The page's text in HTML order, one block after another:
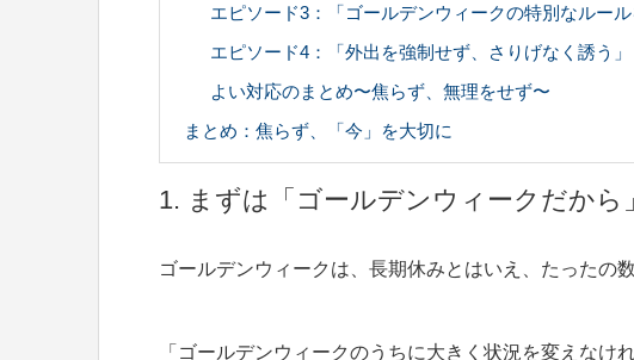
エピソード3：「ゴールデンウィークの特別なルール
エピソード4：「外出を強制せず、さりげなく誘う」
よい対応のまとめ〜焦らず、無理をせず〜
まとめ：焦らず、「今」を大切に
1. まずは「ゴールデンウィークだから
ゴールデンウィークは、長期休みとはいえ、たったの
「ゴールデンウィークのうちに大きく状況を変えな